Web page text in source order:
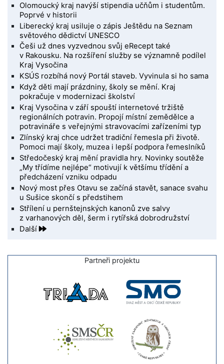
Olomoucký kraj navýší stipendia učňům i studentům.
Poprvé v historii
Liberecký kraj usiluje o zápis Ještědu na Seznam
světového dědictví UNESCO
Češi už dnes vyzvednou svůj eRecept také
v Rakousku. Na rozšíření služby se významně podílel
Kraj Vysočina
KSÚS rozbíhá nový Portál staveb. Vyvinula si ho sama
Když děti mají prázdniny, školy se mění. Kraj
pokračuje v modernizaci školství
Kraj Vysočina v září spouští internetové tržiště
regionálních potravin. Propojí místní zemědělce a
potravináře s veřejnými stravovacími zařízeními typ
Zlínský kraj chce udržet tradiční řemesla při životě.
Pomoci mají školy, muzea i lepší podpora řemeslníků
Středočeský kraj mění pravidla hry. Novinky soutěže
„My třídíme nejlépe“ motivují k většímu třídění a
předcházení vzniku odpadu
Nový most přes Otavu se začíná stavět, sanace svahu
u Sušice skončí s předstihem
Střílení u pernštejnských kanonů zve salvy
z varhanových děl, šerm i rytířská dobrodružství
Další
Partneři projektu